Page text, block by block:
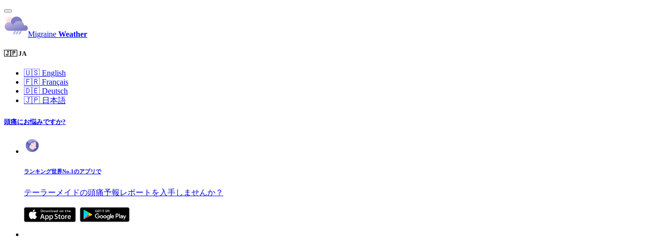
Migraine Weather
🇯🇵 JA
🇺🇸 English
🇫🇷 Français
🇩🇪 Deutsch
🇯🇵 日本語
頭痛にお悩みですか?
ランキング世界No.1のアプリで
テーラーメイドの頭痛予報レポートを入手しませんか？